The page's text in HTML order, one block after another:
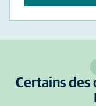
Certains des